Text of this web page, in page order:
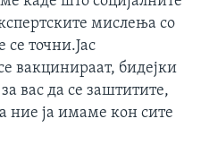
мислења со
точни.Јас
вакцинираат, бидејки
вас да се заштитите,
ние ја имаме кон сите